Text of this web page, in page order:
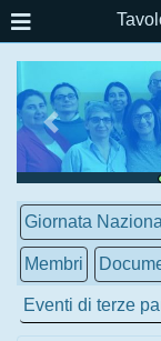
Giornata
Membri
Eventi di terze